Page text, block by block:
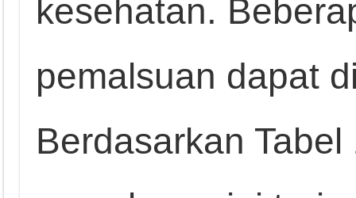
kesehatan.
pemalsuan dapat
Berdasarkan